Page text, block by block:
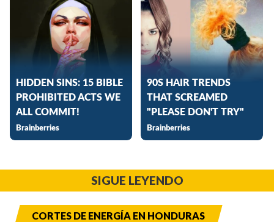
SIGUE LEYENDO
CORTES DE ENERGÍA EN HONDURAS